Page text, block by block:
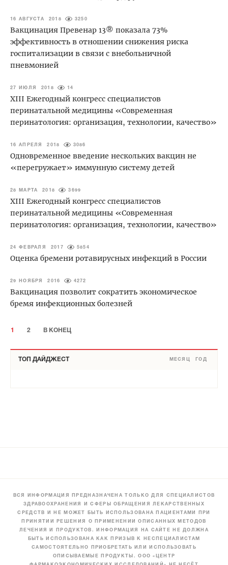
16 АВГУСТА 2018 3250
Вакцинация Превенар 13® показала 73%
эффективность в отношении снижения риска
госпитализации в связи с внебольничной
пневмонией
27 ИЮЛЯ 2018 14
XIII Ежегодный конгресс специалистов
перинатальной медицины «Современная
перинатология: организация, технологии, качество»
16 АПРЕЛЯ 2018 3086
Одновременное введение нескольких вакцин не
«перегружает» иммунную систему детей
28 МАРТА 2018 3699
XIII Ежегодный конгресс специалистов
перинатальной медицины «Современная
перинатология: организация, технологии, качество»
24 ФЕВРАЛЯ 2017 5854
Оценка бремени ротавирусных инфекций в России
29 НОЯБРЯ 2016 4272
Вакцинация позволит сократить экономическое
бремя инфекционных болезней
1 2 В КОНЕЦ
ТОП ДАЙДЖЕСТ МЕСЯЦ ГОД
ВСЯ ИНФОРМАЦИЯ ПРЕДНАЗНАЧЕНА ТОЛЬКО ДЛЯ СПЕЦИАЛИСТОВ
ЗДРАВООХРАНЕНИЯ И СФЕРЫ ОБРАЩЕНИЯ ЛЕКАРСТВЕННЫХ
СРЕДСТВ И НЕ МОЖЕТ БЫТЬ ИСПОЛЬЗОВАНА ПАЦИЕНТАМИ ПРИ
ПРИНЯТИИ РЕШЕНИЯ О ПРИМЕНЕНИИ ОПИСАННЫХ МЕТОДОВ
ЛЕЧЕНИЯ И ПРОДУКТОВ. ИНФОРМАЦИЯ НА САЙТЕ НЕ ДОЛЖНА
БЫТЬ ИСПОЛЬЗОВАНА КАК ПРИЗЫВ К НЕСПЕЦИАЛИСТАМ
САМОСТОЯТЕЛЬНО ПРИОБРЕТАТЬ ИЛИ ИСПОЛЬЗОВАТЬ
ОПИСЫВАЕМЫЕ ПРОДУКТЫ. ООО «ЦЕНТР